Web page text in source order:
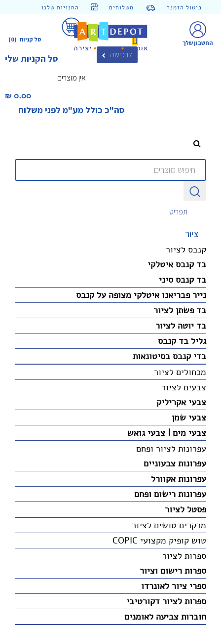
ביטול הזמנה משלוחים החנויות שלנו
(0) סל קניות
סל הקניות שלי לרכישה
אין מוצרים
0.00 ₪‎
סה"כ כולל מע"מ לפני משלוח
החשבון שלך
תפריט
ציור
קנבס לציור
בד קנבס איטלקי
בד קנבס סיני
נייר פבריאנו איטלקי מצופה על קנבס
בד פשתן לציור
בד יוטה לציור
גליל בד קנבס
בדי קנבס בסיטונאות
מכחולים לציור
צבעים לציור
צבעי אקריליק
צבעי שמן
צבעי מים | צבעי גואש
עפרונות לציור ופחם
עפרונות צבעוניים
עפרונות אקוורל
עפרונות רישום ופחם
פסטל לציור
מרקרים טושים לציור
טוש קופיק מקצועי COPIC
ספרות לציור
ספרות רישום וציור
ספרי ציור לאונרדו
ספרות לציור דקורטיבי
חוברות צביעה לאומנים